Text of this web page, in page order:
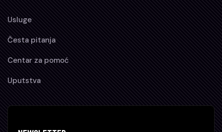
Usluge
Česta pitanja
Centar za pomoć
Uputstva